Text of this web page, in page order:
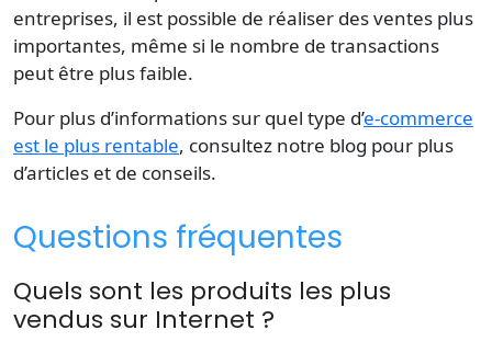
entreprises, il est possible de réaliser desventes plus
importantes, même si le nombre de transactions
peut être plus faible.
Pour plus d’informations sur quel type d’e-commerce
est le plus rentable, consultez notre blog pour plus
d’articles et de conseils.
Questions fréquentes
Quels sont les produits les plus
vendus sur Internet ?